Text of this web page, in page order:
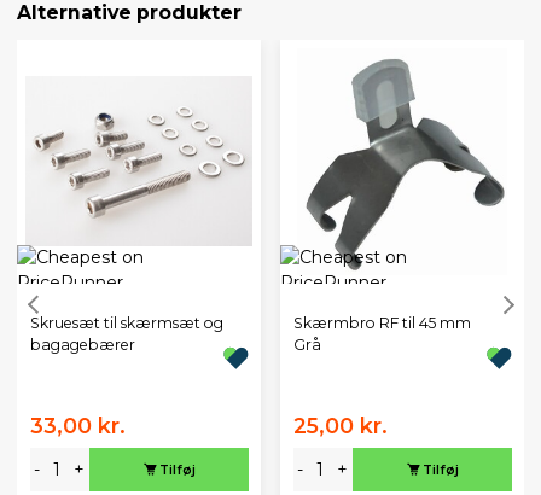
Alternative produkter
Skruesæt til skærmsæt og
bagagebærer
33,00 kr.
- + Tilføj
Skærmbro RF til 45 mm
Grå
25,00 kr.
- + Tilføj